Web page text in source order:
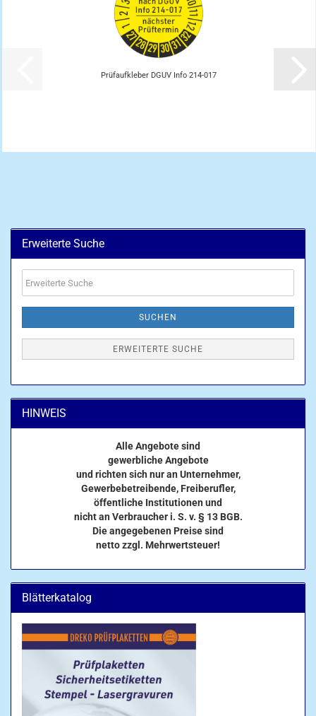
Prüfaufkleber DGUV Info 214-017
Erweiterte Suche
Suche
SUCHEN
ERWEITERTE SUCHE
HINWEIS
Alle Angebote sind
gewerbliche Angebote
und richten sich nur an Unternehmer,
Gewerbebetreibende, Freiberufler,
öffentliche Institutionen und
nicht an Verbraucher i. S. v. § 13 BGB.
Die angegebenen Preise sind
netto zzgl. Mehrwertsteuer!
Blätterkatalog